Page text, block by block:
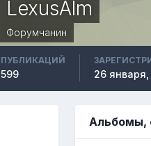
LexusAlm
Форумчанин
ПУБЛИКАЦИЙ
599 26 января,
Альбомы,